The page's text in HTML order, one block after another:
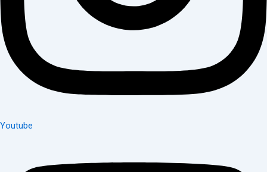
Youtube